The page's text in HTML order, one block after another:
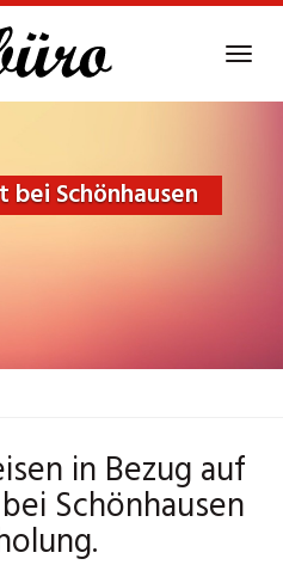
bei Schönhausen
in Bezug auf
Schönhausen